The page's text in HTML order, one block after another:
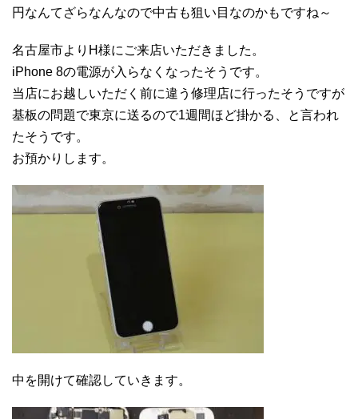
円なんてざらなんなので中古も狙い目なのかもですね～
名古屋市よりH様にご来店いただきました。
iPhone 8の電源が入らなくなったそうです。
当店にお越しいただく前に違う修理店に行ったそうですが
基板の問題で東京に送るので1週間ほど掛かる、と言われ
たそうです。
お預かりします。
中を開けて確認していきます。